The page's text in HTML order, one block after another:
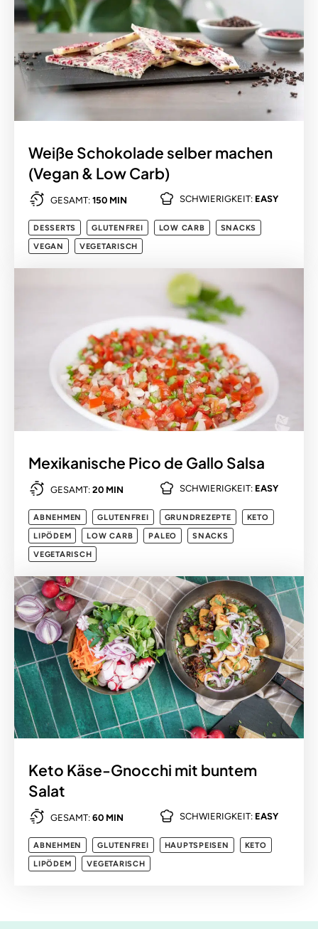
Weiße Schokolade selber machen
(Vegan & Low Carb)
GESAMT: 150 MIN SCHWIERIGKEIT: EASY
DESSERTS GLUTENFREI LOW CARB
SNACKS
VEGAN
VEGETARISCH
Mexikanische Pico de Gallo Salsa
GESAMT: 20 MIN SCHWIERIGKEIT: EASY
ABNEHMEN GLUTENFREI GRUNDREZEPTE
KETO
LIPÖDEM
LOW CARB PALEO
SNACKS
VEGETARISCH
Keto Käse-Gnocchi mit buntem
Salat
GESAMT: 60 MIN SCHWIERIGKEIT: EASY
ABNEHMEN GLUTENFREI HAUPTSPEISEN
KETO
LIPÖDEM
VEGETARISCH